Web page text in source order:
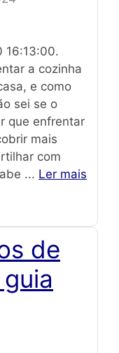
16:13:00.
a cozinha
e como
sei se o
que enfrentar
mais
com
... Ler mais
de